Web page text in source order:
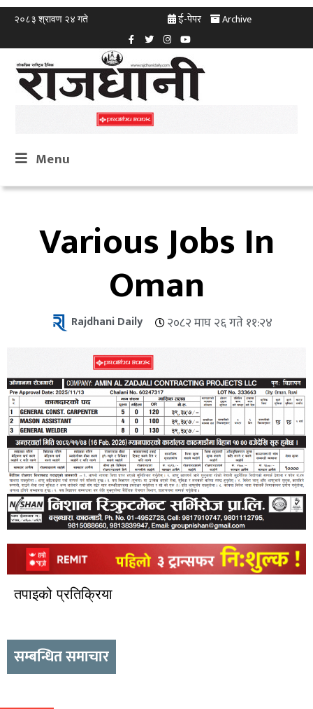
२०८३ श्रावण २४ गते ई-पेपर Archive
Menu
Various Jobs In
Oman
Rajdhani Daily २०८२ माघ २६ गते ११:२४
तपाइको प्रतिक्रिया
सम्बन्धित समाचार